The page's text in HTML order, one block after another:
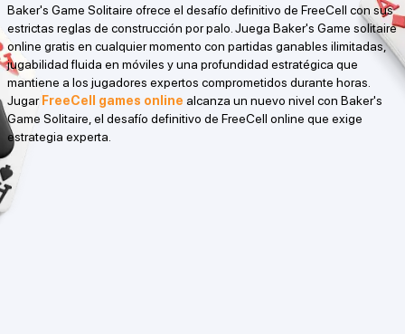
IT
PT
RU
Baker's Game Solitaire ofrece el desafío definitivo de FreeCell con sus
estrictas reglas de construcción por palo. Juega Baker's Game solitaire
online gratis en cualquier momento con partidas ganables ilimitadas,
jugabilidad fluida en móviles y una profundidad estratégica que
mantiene a los jugadores expertos comprometidos durante horas.
Jugar FreeCell games online alcanza un nuevo nivel con Baker's
Game Solitaire, el desafío definitivo de FreeCell online que exige
estrategia experta.